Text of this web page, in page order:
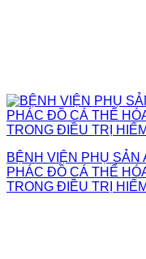
BỆNH VIỆN PHỤ SẢN
PHÁC ĐỒ CÁ THỂ
TRONG ĐIỀU TRỊ